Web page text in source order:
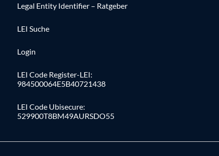
Legal Entity Identifier – Ratgeber
LEI Suche
Login
LEI Code Register-LEI:
984500064E5B40721438
LEI Code Ubisecure:
529900T8BM49AURSDO55